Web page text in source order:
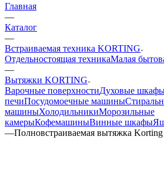
Главная
—
Каталог
—
Встраиваемая техника KORTING
Отдельностоящая техникаМалая
—
Вытяжки KORTING
Варочные поверхностиДуховые
печиПосудомоечные машины
машиныХолодильникиМорозильные
камерыКофемашиныВинные шкафы
—Полновстраиваемая вытяжка